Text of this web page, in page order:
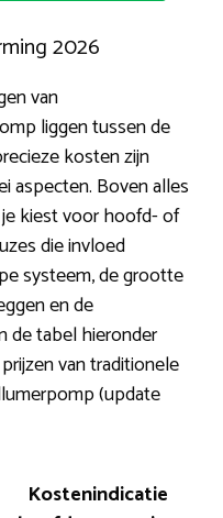
2026
van
liggen tussen de
kosten zijn
aspecten. Boven alles
kiest voor hoofd- of
die invloed
systeem, de grootte
en de
de tabel hieronder
van traditionele
(update
Kostenindicatie